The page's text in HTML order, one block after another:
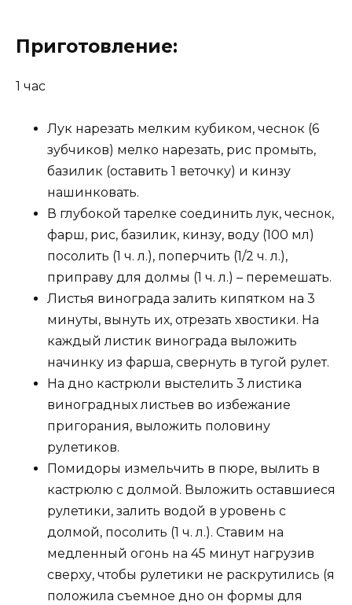
Приготовление:
1 час
Лук нарезать мелким кубиком, чеснок (6
зубчиков) мелко нарезать, рис промыть,
базилик (оставить 1 веточку) и кинзу
нашинковать.
В глубокой тарелке соединить лук, чеснок,
фарш, рис, базилик, кинзу, воду (100 мл)
посолить (1 ч. л.), поперчить (1/2 ч. л.),
приправу для долмы (1 ч. л.) – перемешать.
Листья винограда залить кипятком на 3
минуты, вынуть их, отрезать хвостики. На
каждый листик винограда выложить
начинку из фарша, свернуть в тугой рулет.
На дно кастрюли выстелить 3 листика
виноградных листьев во избежание
пригорания, выложить половину
рулетиков.
Помидоры измельчить в пюре, вылить в
кастрюлю с долмой. Выложить оставшиеся
рулетики, залить водой в уровень с
долмой, посолить (1 ч. л.). Ставим на
медленный огонь на 45 минут нагрузив
сверху, чтобы рулетики не раскрутились (я
положила съемное дно он формы для